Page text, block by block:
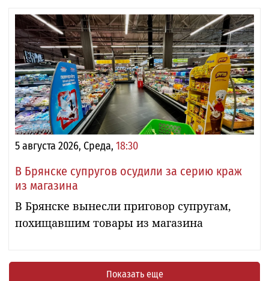
5 августа 2026, Среда, 18:30
В Брянске супругов осудили за серию краж
из магазина
В Брянске вынесли приговор супругам,
похищавшим товары из магазина
Показать еще